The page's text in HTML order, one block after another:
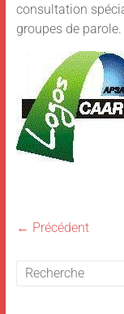
consultation
groupes de parole.
← Précédent